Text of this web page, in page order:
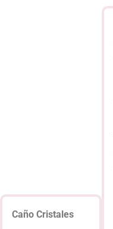
Caño Cristales